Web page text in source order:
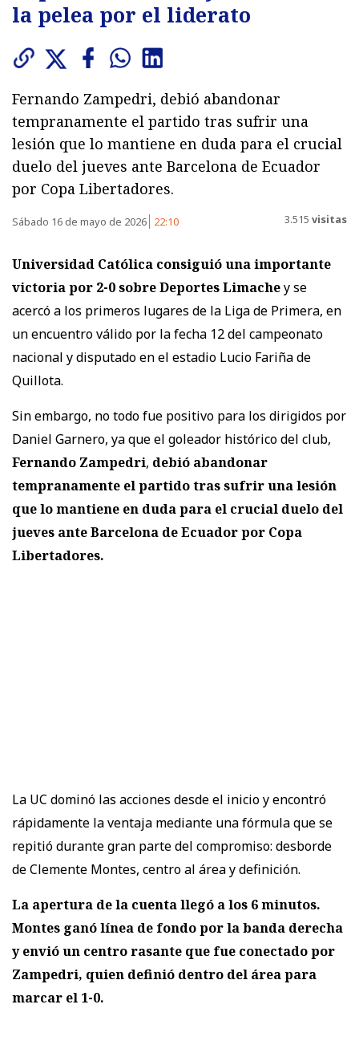
la pelea por el liderato
Fernando Zampedri, debió abandonar
tempranamente el partido tras sufrir una
lesión que lo mantiene en duda para el crucial
duelo del jueves ante Barcelona de Ecuador
por Copa Libertadores.
Sábado 16 de mayo de 2026 22:10 3.515 visitas
Universidad Católica consiguió una importante
victoria por 2-0 sobre Deportes Limachey se
acercó a los primeros lugares de la Liga de Primera, en
un encuentro válido por la fecha 12 del campeonato
nacional y disputado en el estadio Lucio Fariña de
Quillota.
Sin embargo, no todo fue positivo para los dirigidos por
Daniel Garnero, ya que el goleador histórico del club,
Fernando Zampedri, debió abandonar
tempranamente el partido tras sufrir una lesión
que lo mantiene en duda para el crucial duelo del
jueves ante Barcelona de Ecuador por Copa
Libertadores.
La UC dominó las acciones desde el inicio y encontró
rápidamente la ventaja mediante una fórmula que se
repitió durante gran parte del compromiso: desborde
de Clemente Montes, centro al área y definición.
La apertura de la cuenta llegó a los 6 minutos.
Montes ganó línea de fondo por la banda derecha
y envió un centro rasante que fue conectado por
Zampedri, quien definió dentro del área para
marcar el 1-0.